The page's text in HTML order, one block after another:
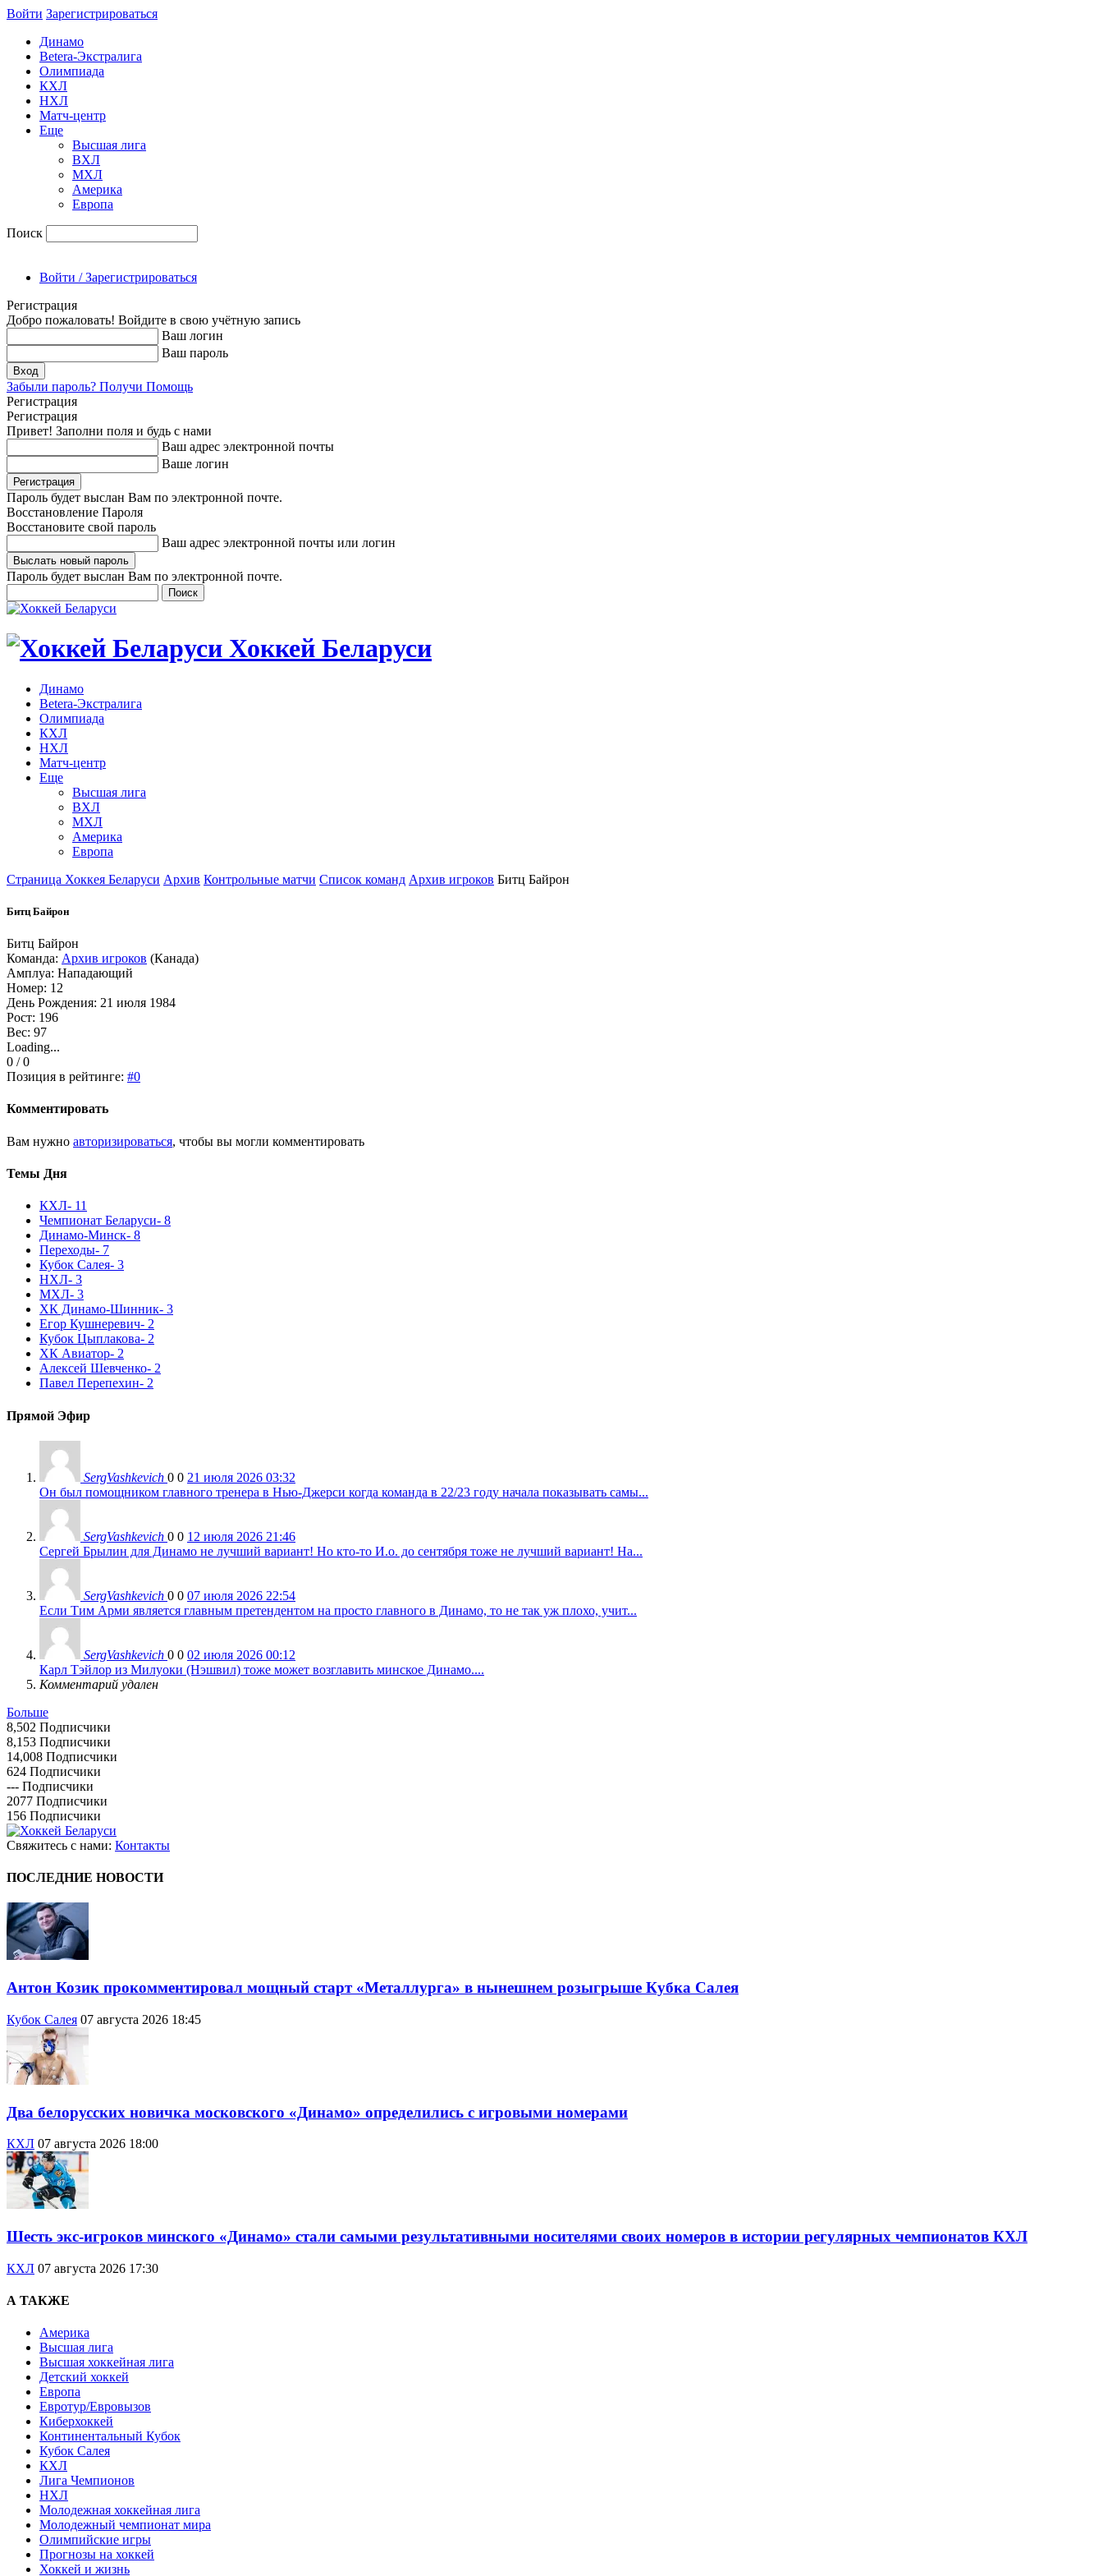
Войти Зарегиcтрироваться
Динамо
Betera-Экстралига
Олимпиада
КХЛ
НХЛ
Матч-центр
Еще
Высшая лига
ВХЛ
МХЛ
Америка
Европа
Поиск
Войти / Зарегистрироваться
Регистрация
Добро пожаловать! Войдите в свою учётную запись
Ваш логин
Ваш пароль
Забыли пароль? Получи Помощь
Регистрация
Регистрация
Привет! Заполни поля и будь с нами
Ваш адрес электронной почты
Ваше логин
Пароль будет выслан Вам по электронной почте.
Восстановление Пароля
Восстановите свой пароль
Ваш адрес электронной почты или логин
Пароль будет выслан Вам по электронной почте.
Хоккей Беларуси
Динамо
Betera-Экстралига
Олимпиада
КХЛ
НХЛ
Матч-центр
Еще
Высшая лига
ВХЛ
МХЛ
Америка
Европа
Страница Хоккея Беларуси Архив Контрольные матчи Список команд Архив игроков Битц Байрон
Битц Байрон
Битц Байрон
Команда: Архив игроков (Канада)
Амплуа: Нападающий
Номер: 12
День Рождения: 21 июля 1984
Рост: 196
Вес: 97
Loading...
0 / 0
Позиция в рейтинге: #0
Комментировать
Вам нужно авторизироваться, чтобы вы могли комментировать
Темы Дня
КХЛ- 11
Чемпионат Беларуси- 8
Динамо-Минск- 8
Переходы- 7
Кубок Салея- 3
НХЛ- 3
МХЛ- 3
ХК Динамо-Шинник- 3
Егор Кушнеревич- 2
Кубок Цыплакова- 2
ХК Авиатор- 2
Алексей Шевченко- 2
Павел Перепехин- 2
Прямой Эфир
SergVashkevich 0 0 21 июля 2026 03:32
Он был помощником главного тренера в Нью-Джерси когда команда в 22/23 году начала показывать самы...
SergVashkevich 0 0 12 июля 2026 21:46
Сергей Брылин для Динамо не лучший вариант! Но кто-то И.о. до сентября тоже не лучший вариант! На...
SergVashkevich 0 0 07 июля 2026 22:54
Если Тим Арми является главным претендентом на просто главного в Динамо, то не так уж плохо, учит...
SergVashkevich 0 0 02 июля 2026 00:12
Карл Тэйлор из Милуоки (Нэшвил) тоже может возглавить минское Динамо....
Комментарий удален
Больше
8,502 Подписчики
8,153 Подписчики
14,008 Подписчики
624 Подписчики
--- Подписчики
2077 Подписчики
156 Подписчики
Свяжитесь с нами: Контакты
ПОСЛЕДНИЕ НОВОСТИ
Антон Козик прокомментировал мощный старт «Металлурга» в нынешнем розыгрыше Кубка Салея
Кубок Салея 07 августа 2026 18:45
Два белорусских новичка московского «Динамо» определились с игровыми номерами
КХЛ 07 августа 2026 18:00
Шесть экс-игроков минского «Динамо» стали самыми результативными носителями своих номеров в истории регулярных чемпионатов КХЛ
КХЛ 07 августа 2026 17:30
А ТАКЖЕ
Америка
Высшая лига
Высшая хоккейная лига
Детский хоккей
Европа
Евротур/Евровызов
Киберхоккей
Континентальный Кубок
Кубок Салея
КХЛ
Лига Чемпионов
НХЛ
Молодежная хоккейная лига
Молодежный чемпионат мира
Олимпийские игры
Прогнозы на хоккей
Хоккей и жизнь